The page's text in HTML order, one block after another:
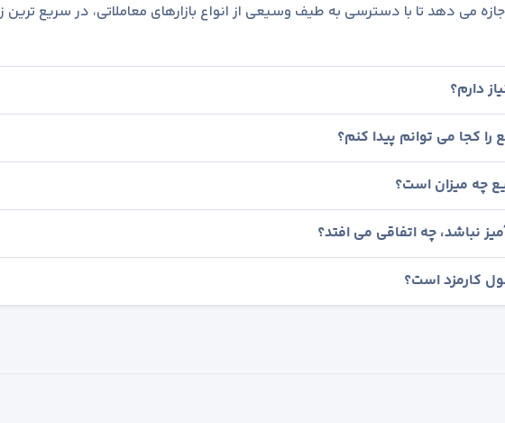
می دهد تا با دسترسی به طیف وسیعی از انواع بازارهای معاملاتی، در سریع
دارم؟
کجا می توانم پیدا کنم؟
چه میزان است؟
نباشد، چه اتفاقی می افتد؟
کارمزد است؟